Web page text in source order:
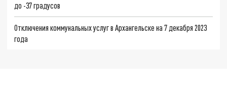
до -37 градусов
Отключения коммунальных услуг в Архангельске на 7 декабря 2023
года